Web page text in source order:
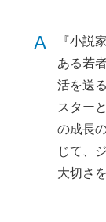
A
『小説
ある若
活を送
スター
の成長
じて、
大切さ